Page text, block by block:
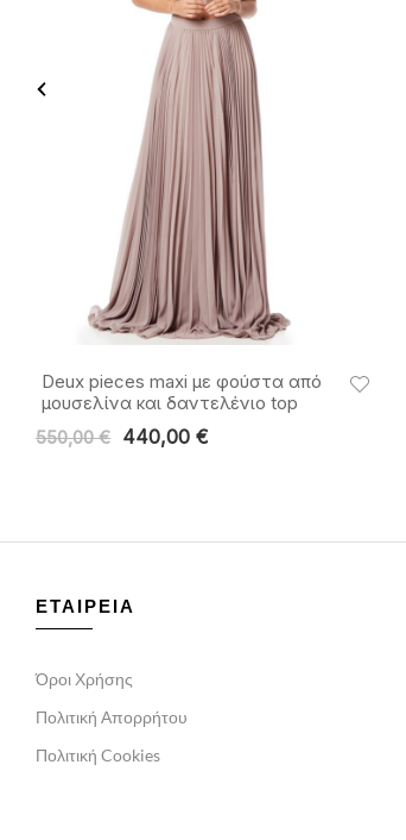
Deux pieces maxi με φούστα από
μουσελίνα και δαντελένιο top
550,00€ 440,00 €
ΕΤΑΙΡΕΙΑ
Όροι Χρήσης
Πολιτική Απορρήτου
Πολιτική Cookies